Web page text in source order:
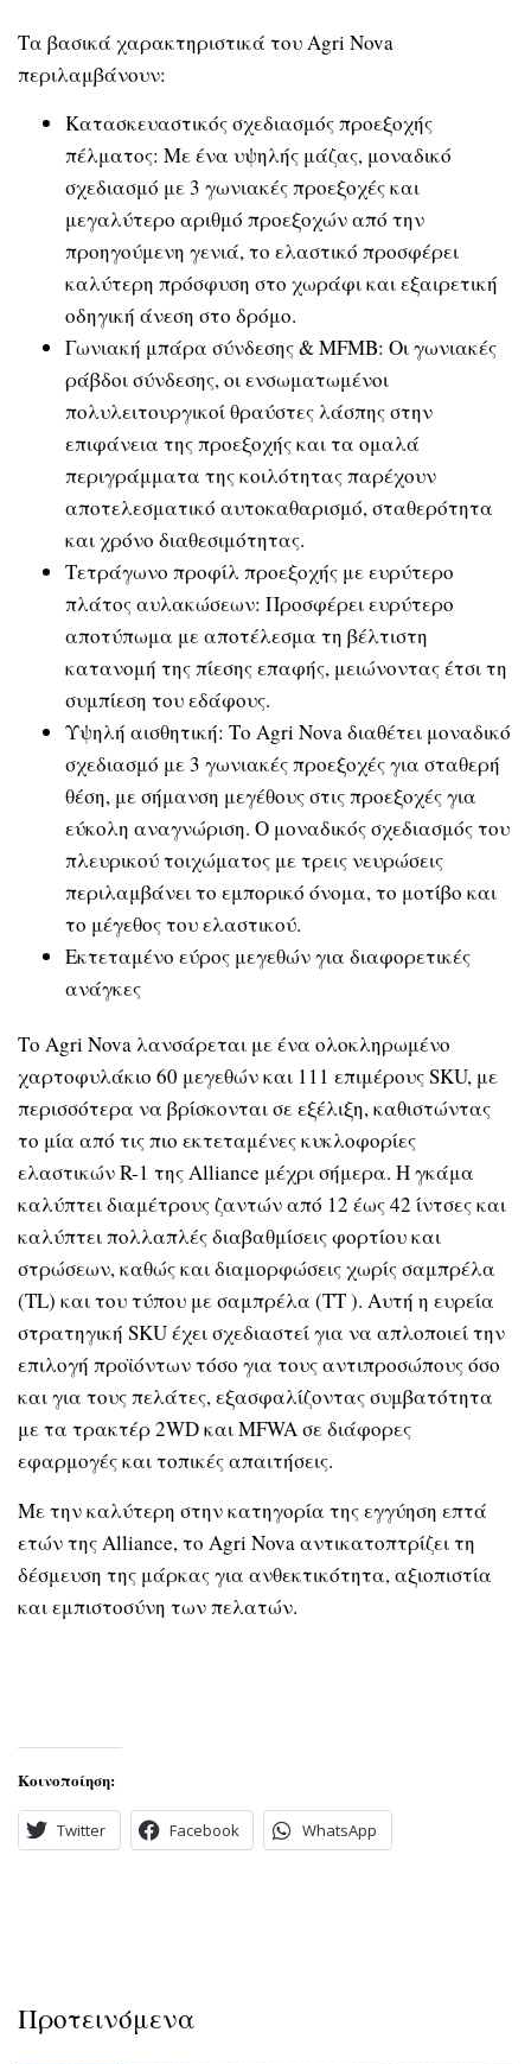
Τα βασικά χαρακτηριστικά του Agri Nova
περιλαμβάνουν:
Κατασκευαστικός σχεδιασμός προεξοχής
πέλματος: Με ένα υψηλής μάζας, μοναδικό
σχεδιασμό με 3 γωνιακές προεξοχές και
μεγαλύτερο αριθμό προεξοχών από την
προηγούμενη γενιά, το ελαστικό προσφέρει
καλύτερη πρόσφυση στο χωράφι και εξαιρετική
οδηγική άνεση στο δρόμο.
Γωνιακή μπάρα σύνδεσης & MFMB: Οι γωνιακές
ράβδοι σύνδεσης, οι ενσωματωμένοι
πολυλειτουργικoί θραύστες λάσπης στην
επιφάνεια της προεξοχής και τα ομαλά
περιγράμματα της κοιλότητας παρέχουν
αποτελεσματικό αυτοκαθαρισμό, σταθερότητα
και χρόνο διαθεσιμότητας.
Τετράγωνο προφίλ προεξοχής με ευρύτερο
πλάτος αυλακώσεων: Προσφέρει ευρύτερο
αποτύπωμα με αποτέλεσμα τη βέλτιστη
κατανομή της πίεσης επαφής, μειώνοντας έτσι τη
συμπίεση του εδάφους.
Υψηλή αισθητική: Το Agri Nova διαθέτει μοναδικό
σχεδιασμό με 3 γωνιακές προεξοχές για σταθερή
θέση, με σήμανση μεγέθους στις προεξοχές για
εύκολη αναγνώριση. Ο μοναδικός σχεδιασμός του
πλευρικού τοιχώματος με τρεις νευρώσεις
περιλαμβάνει το εμπορικό όνομα, το μοτίβο και
το μέγεθος του ελαστικού.
Εκτεταμένο εύρος μεγεθών για διαφορετικές
ανάγκες
Το Agri Nova λανσάρεται με ένα ολοκληρωμένο
χαρτοφυλάκιο 60 μεγεθών και 111 επιμέρους SKU, με
περισσότερα να βρίσκονται σε εξέλιξη, καθιστώντας
το μία από τις πιο εκτεταμένες κυκλοφορίες
ελαστικών R-1 της Alliance μέχρι σήμερα. Η γκάμα
καλύπτει διαμέτρους ζαντών από 12 έως 42 ίντσες και
καλύπτει πολλαπλές διαβαθμίσεις φορτίου και
στρώσεων, καθώς και διαμορφώσεις χωρίς σαμπρέλα
(TL) και του τύπου με σαμπρέλα (TT ). Αυτή η ευρεία
στρατηγική SKU έχει σχεδιαστεί για να απλοποιεί την
επιλογή προϊόντων τόσο για τους αντιπροσώπους όσο
και για τους πελάτες, εξασφαλίζοντας συμβατότητα
με τα τρακτέρ 2WD και MFWA σε διάφορες
εφαρμογές και τοπικές απαιτήσεις.
Με την καλύτερη στην κατηγορία της εγγύηση επτά
ετών της Alliance, το Agri Nova αντικατοπτρίζει τη
δέσμευση της μάρκας για ανθεκτικότητα, αξιοπιστία
και εμπιστοσύνη των πελατών.
Κοινοποίηση:
Twitter Facebook WhatsApp
Προτεινόμενα